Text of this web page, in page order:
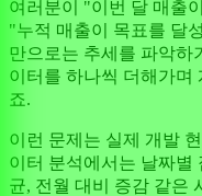
여러분이 "이번 달 매출
"누적 매출이 목표를 달
만으로는 추세를 파악하
이터를 하나씩 더해가며
죠.
이런 문제는 실제 개발
이터 분석에서는 날짜별
균, 전월 대비 증감 같은